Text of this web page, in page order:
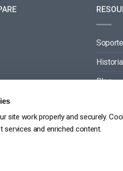
site work properly and securely.
services and enriched content.
Blog